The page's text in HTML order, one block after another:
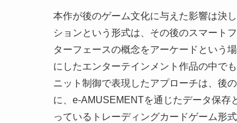
本作が後のゲーム文化に与えた影響は決
ションという形式は、その後のスマート
ターフェースの概念をアーケードという
にしたエンターテインメント作品の中で
ニット制御で表現したアプローチは、後
に、e-AMUSEMENTを通じたデータ保存
っているトレーディングカードゲーム形